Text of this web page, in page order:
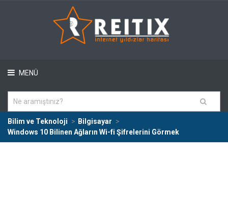
MENÜ
Bilim ve Teknoloji
Bilgisayar
Windows 10 Bilinen Ağların Wi-fi Şifrelerini Görmek